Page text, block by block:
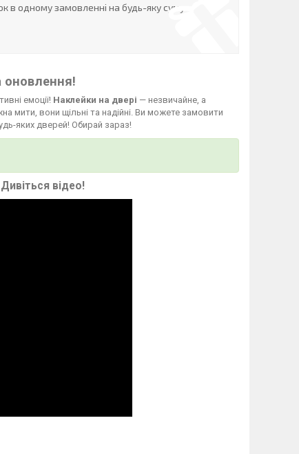
одному замовленні на будь-яку суму
оновлення!
емоції! Наклейки на двері — незвичайне, а
мити, вони щільні та надійні. Ви можете замовити
яких дверей! Обирай зараз!
Дивіться відео!